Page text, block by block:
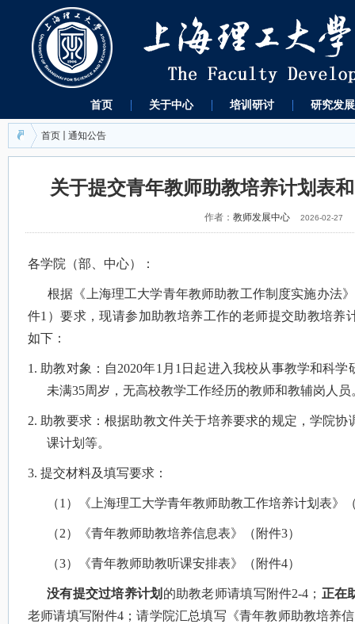
首页 关于中心 培训研讨 研究发展
首页 通知公告
关于提交青年教师助教培养计划表
作者： 教师发展中心 2026-02-27
各学院（部、中心）：
根据《上海理工大学青年教师助教工作制度实施办法
件1 ）要求，现请参加助教培养工作的老师提交助教培养
如下：
1. 助教对象：自2020年1 月 1 日起进入我校从事教学和科
未满35周岁，无高校教学工作经历的教师和教辅岗人员
2. 助教要求：根据助教文件关于培养要求的规定，学院
课计划等。
3. 提交材料及填写要求：
（1 ）《上海理工大学青年教师助教工作培养计划表》
（2）《青年教师助教培养信息表》（附件3）
（3）《青年教师助教听课安排表》（附件4）
没有提交过培养计划 的助教老师请填写附件2-4 ； 正在
老师请填写附件4 ；请学院汇总填写《青年教师助教培养